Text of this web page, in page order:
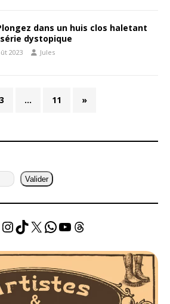
dans un huis clos haletant
série dystopique
2023 Jules
3 … 11 »
Valider